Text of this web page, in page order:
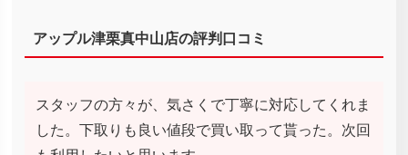
アップル津栗真中山店の評判口コミ
スタッフの方々が、気さくで丁寧に対応してくれま
した。下取りも良い値段で買い取って貰った。次回